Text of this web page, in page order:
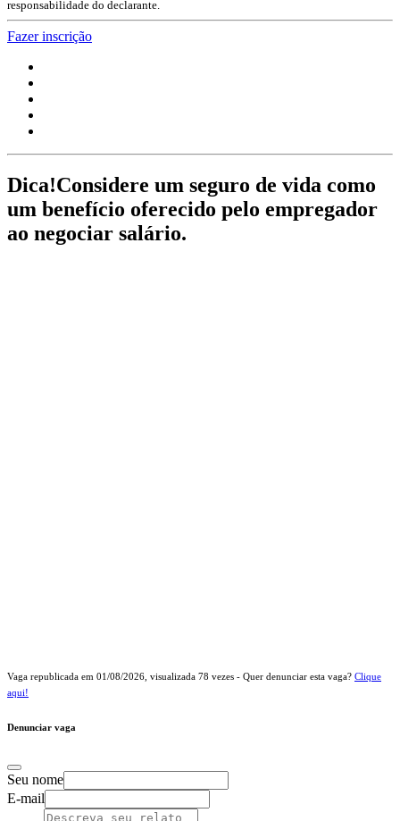
responsabilidade do declarante.
Fazer inscrição
Dica!Considere um seguro de vida como
um benefício oferecido pelo empregador
ao negociar salário.
Vaga republicada em 01/08/2026 , visualizada 78 vezes - Quer denunciar esta vaga? Clique
aqui!
Denunciar vaga
Seu nome
E-mail